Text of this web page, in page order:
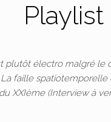
plutôt électro malgré le
La faille
XXIème (Interview à